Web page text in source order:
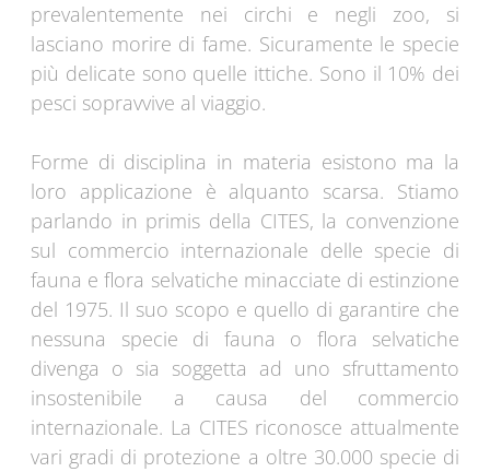
prevalentemente nei circhi e negli zoo, si
lasciano morire di fame. Sicuramente le specie
più delicate sono quelle ittiche. Sono il 10% dei
pesci sopravvive al viaggio.
Forme di disciplina in materia esistono ma la
loro applicazione è alquanto scarsa. Stiamo
parlando in primis della CITES, la convenzione
sul commercio internazionale delle specie di
fauna e flora selvatiche minacciate di estinzione
del 1975. Il suo scopo e quello di garantire che
nessuna specie di fauna o flora selvatiche
divenga o sia soggetta ad uno sfruttamento
insostenibile a causa del commercio
internazionale. La CITES riconosce attualmente
vari gradi di protezione a oltre 30.000 specie di